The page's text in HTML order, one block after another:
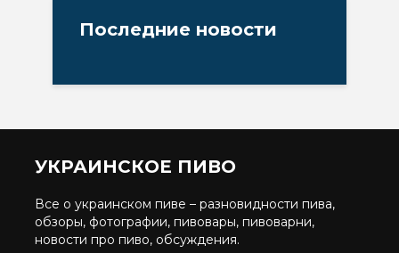
Последние новости
УКРАИНСКОЕ ПИВО
Все о украинском пиве – разновидности пива,
обзоры, фотографии, пивовары, пивоварни,
новости про пиво, обсуждения.